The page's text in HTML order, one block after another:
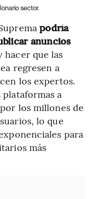
sector.
podría
anuncios
que las
regresen a
los expertos.
a
los millones de
lo que
para
más